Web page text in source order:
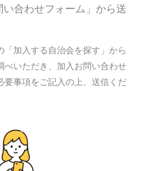
い合わせフォーム」から送
「加入する自治会を探す」から
べいただき、加入お問い合わせ
要事項をご記入の上、送信くだ